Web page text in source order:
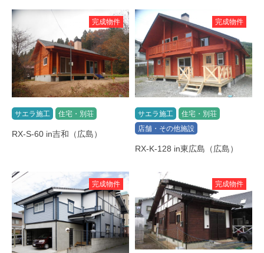
完成物件
サエラ施工 住宅・別荘
RX-S-60 in吉和（広島）
完成物件
サエラ施工
住宅・別荘
店舗・その他施設
RX-K-128 in東広島（広島）
完成物件 完成物件